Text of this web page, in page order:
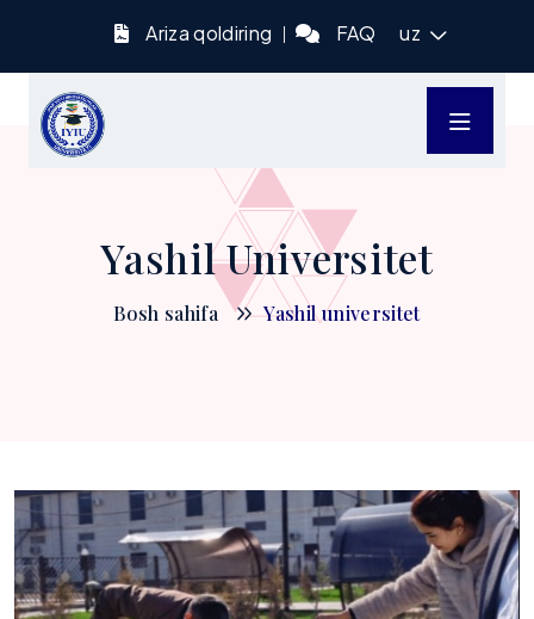
Ariza qoldiring FAQ uz
Yashil Universitet
Bosh sahifa Yashil universitet